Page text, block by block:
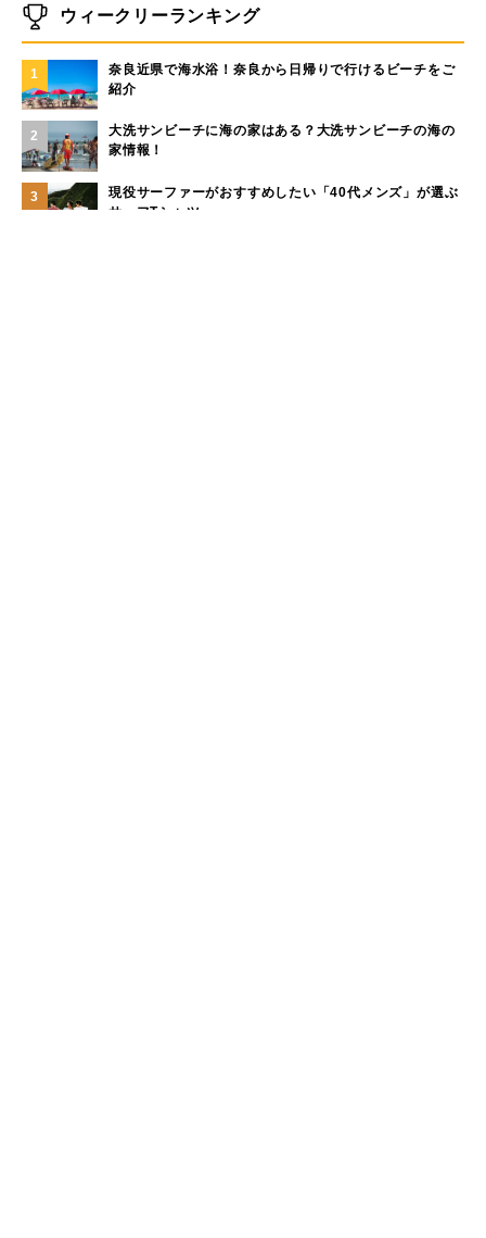
ウィークリーランキング
1
奈良近県で海水浴！奈良から日帰りで行けるビーチをご
紹介
2
大洗サンビーチに海の家はある？大洗サンビーチの海の
家情報！
3
現役サーファーがおすすめしたい「40代メンズ」が選ぶ
サーフTシャツ